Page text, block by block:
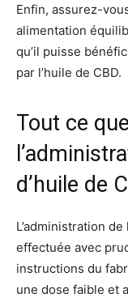
Enfin, assurez-
alimentation
qu’il puisse
par l’huile de CBD.
Tout ce
d’huile de
L’administration
effectuée avec
instructions du
une dose faible et